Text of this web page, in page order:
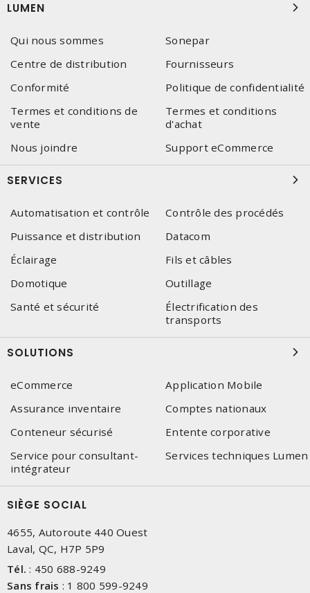
LUMEN
Qui nous sommes
Sonepar
Centre de distribution
Fournisseurs
Conformité
Politique de confidentialité
Termes et conditions de
vente
Termes et conditions
d'achat
Nous joindre
Support eCommerce
SERVICES
Automatisation et contrôle
Contrôle des procédés
Puissance et distribution
Datacom
Éclairage
Fils et câbles
Domotique
Outillage
Santé et sécurité
Électrification des
transports
SOLUTIONS
eCommerce
Application Mobile
Assurance inventaire
Comptes nationaux
Conteneur sécurisé
Entente corporative
Service pour consultant-
intégrateur
Services techniques Lumen
SIÈGE SOCIAL
4655, Autoroute 440 Ouest
Laval, QC, H7P 5P9
Tél. : 450 688-9249
Sans frais : 1 800 599-9249